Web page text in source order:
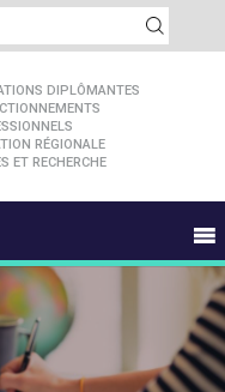
DIPLÔMANTES
RÉGIONALE
ET RECHERCHE